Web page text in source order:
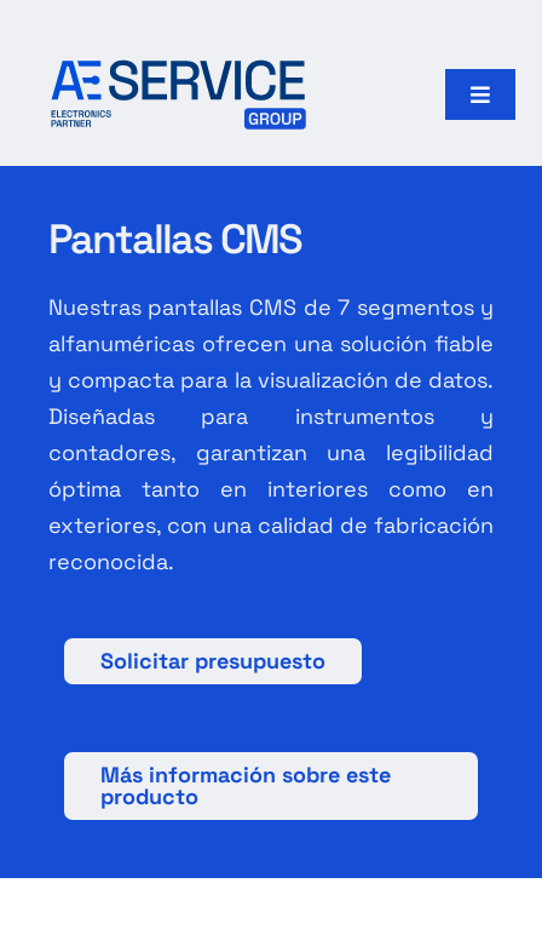
content
Toggle
Inicio
Productos
Nuestro grupo
Search
for:
Español
Pantallas CMS
Nuestras pantallas CMS de 7 segmentos y
alfanuméricas ofrecen una solución fiable
y compacta para la visualización de datos.
Diseñadas para instrumentos y
contadores, garantizan una legibilidad
óptima tanto en interiores como en
exteriores, con una calidad de fabricación
reconocida.
Solicitar presupuesto
Más información sobre este
producto